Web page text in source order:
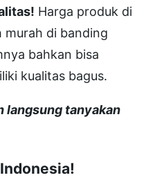
Harga produk di
di banding
bahkan bisa
kualitas bagus.
langsung tanyakan